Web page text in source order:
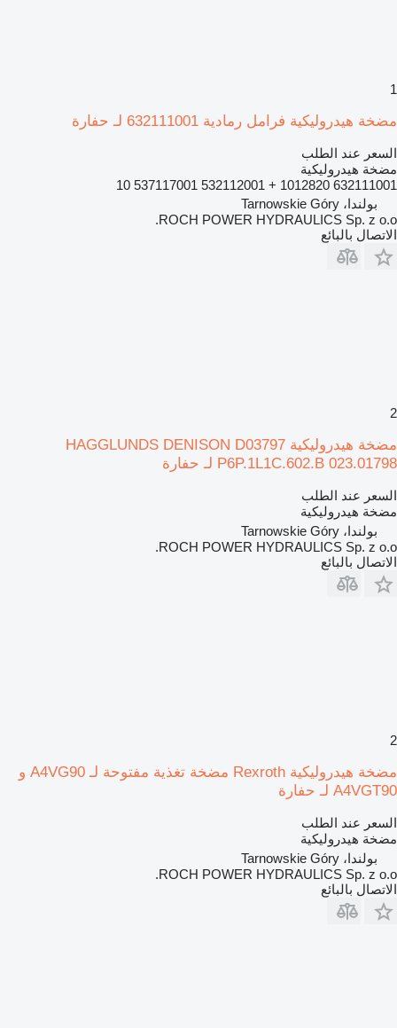
1
مضخة هيدروليكية فرامل رمادية 632111001 لـ حفارة
السعر عند الطلب
مضخة هيدروليكية
632111001 1012820 + 532112001 537117001 10
بولندا، Tarnowskie Góry
ROCH POWER HYDRAULICS Sp. z o.o.
الاتصال بالبائع
2
مضخة هيدروليكية HAGGLUNDS DENISON D03797
P6P.1L1C.602.B 023.01798 لـ حفارة
السعر عند الطلب
مضخة هيدروليكية
بولندا، Tarnowskie Góry
ROCH POWER HYDRAULICS Sp. z o.o.
الاتصال بالبائع
2
مضخة هيدروليكية Rexroth مضخة تغذية مفتوحة لـ A4VG90 و
A4VGT90 لـ حفارة
السعر عند الطلب
مضخة هيدروليكية
بولندا، Tarnowskie Góry
ROCH POWER HYDRAULICS Sp. z o.o.
الاتصال بالبائع